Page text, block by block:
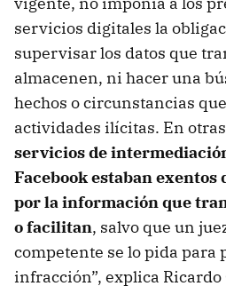
servicios digitales la
supervisar los datos que
almacenen, ni hacer una
hechos o circunstancias
actividades ilícitas. En
servicios de
Facebook estaban
por la información que
o facilitan, salvo que un
competente se lo pida para
infracción”, explica Ricardo